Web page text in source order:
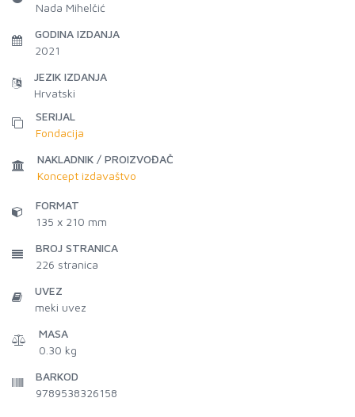
Nada Mihelčić
GODINA IZDANJA
2021
JEZIK IZDANJA
Hrvatski
SERIJAL
Fondacija
NAKLADNIK / PROIZVOĐAČ
Koncept izdavaštvo
FORMAT
135 x 210 mm
BROJ STRANICA
226 stranica
UVEZ
meki uvez
MASA
0.30 kg
BARKOD
9789538326158